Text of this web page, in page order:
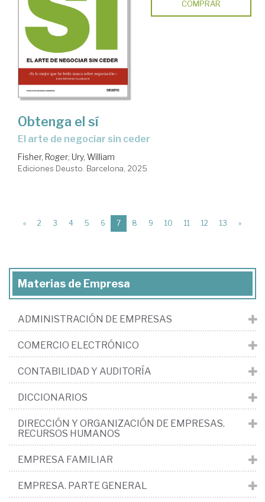
COMPRAR
Obtenga el sí
El arte de negociar sin ceder
Fisher, Roger; Ury, William
Ediciones Deusto. Barcelona, 2025
« 2 3 4 5 6 7(current)
8 9 10 11 12 13 »
Materias de Empresa
ADMINISTRACIÓN DE EMPRESAS
COMERCIO ELECTRÓNICO
CONTABILIDAD Y AUDITORÍA
DICCIONARIOS
DIRECCIÓN Y ORGANIZACIÓN DE EMPRESAS.
RECURSOS HUMANOS
EMPRESA FAMILIAR
EMPRESA. PARTE GENERAL